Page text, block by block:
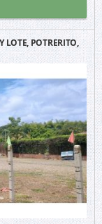
LOTE, POTRERITO,